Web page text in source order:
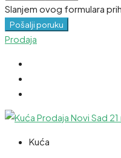
Slanjem ovog formulara
Pošalji poruku
Prodaja
Kuća